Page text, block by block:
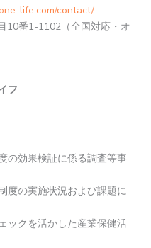
life.com/contact/
10番1-1102（全国対応・オ
フ
の効果検証に係る調査等事
度の実施状況および課題に
ックを活かした産業保健活